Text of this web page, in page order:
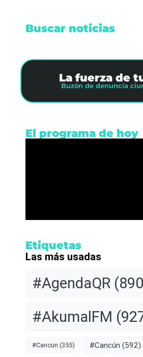
Buscar noticias
La fuerza de
Buzón de denuncia
El programa de hoy
Etiquetas
Las más usadas
#AgendaQR
#AkumalFM
#Cancun (355) #Cancún (592)